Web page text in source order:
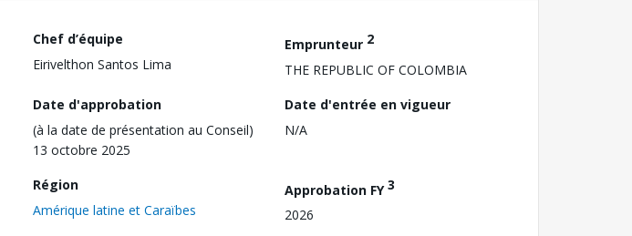
Chef d’équipe
Eirivelthon Santos Lima
Emprunteur 2
THE REPUBLIC OF COLOMBIA
Date d'approbation
(à la date de présentation au Conseil)
13 octobre 2025
Date d'entrée en vigueur
N/A
Région
Amérique latine et Caraïbes
Approbation FY3
2026